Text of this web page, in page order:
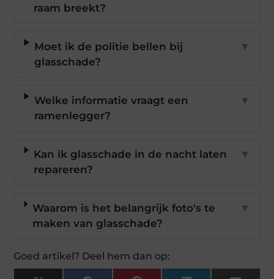
raam breekt?
Moet ik de politie bellen bij
glasschade?
▼
Welke informatie vraagt een
ramenlegger?
▼
Kan ik glasschade in de nacht laten
repareren?
▼
Waarom is het belangrijk foto's te
maken van glasschade?
▼
Goed artikel? Deel hem dan op: